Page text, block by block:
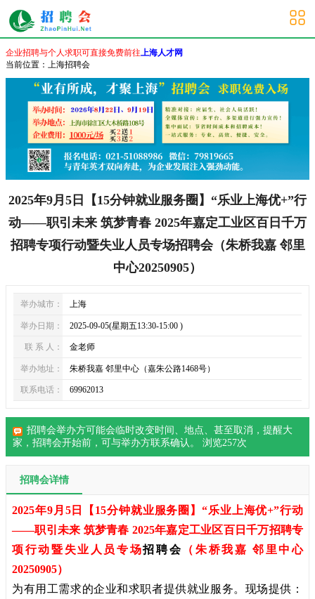
上海其他招聘会
企业招聘与个人求职可直接免费前往上海人才网
当前位置： 上海招聘会
2025年9月5日【15分钟就业服务圈】“乐业上海优+”行
动——职引未来 筑梦青春 2025年嘉定工业区百日千万
招聘专项行动暨失业人员专场招聘会（朱桥我嘉 邻里
中心20250905）
举办城市： 上海
举办日期： 2025-09-05(星期五13:30-15:00 )
联 系 人： 金老师
举办地址： 朱桥我嘉 邻里中心（嘉朱公路1468号）
联系电话： 69962013
招聘会举办方可能会临时改变时间、地点、甚至取消，提醒大
家， 招聘会开始前，可与举办方联系确认。 浏览257次
招聘会详情
2025年9月5日【15分钟就业服务圈】“乐业上海优+”行动
——职引未来 筑梦青春 2025年嘉定工业区百日千万招聘专
项行动暨失业人员专场招聘会 （朱桥我嘉 邻里中心
20250905）
为有用工需求的企业和求职者提供就业服务。现场提供：